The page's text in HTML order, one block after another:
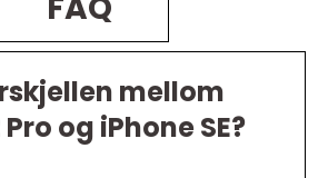
mellom
og iPhone SE?